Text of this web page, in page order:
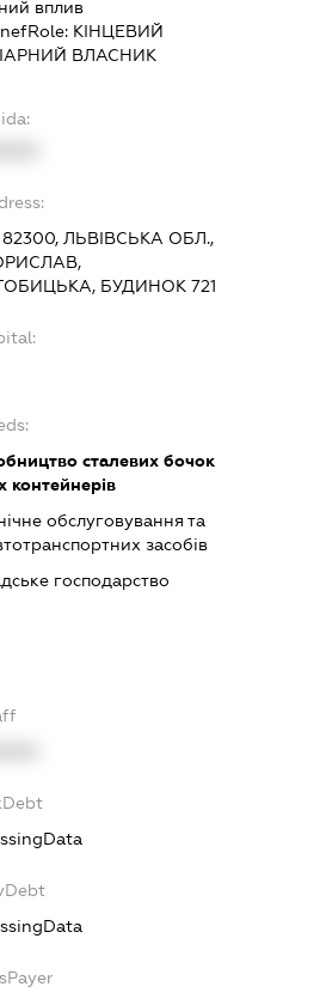
вплив
КІНЦЕВИЙ
ВЛАСНИК
ЛЬВІВСЬКА ОБЛ.,
БУДИНОК 721
сталевих бочок
контейнерів
обслуговування та
засобів
господарство